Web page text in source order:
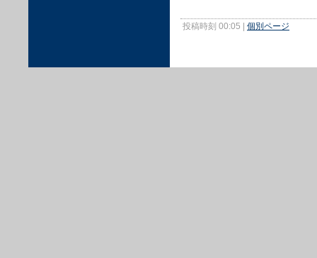
投稿時刻 00:05 | 個別ページ